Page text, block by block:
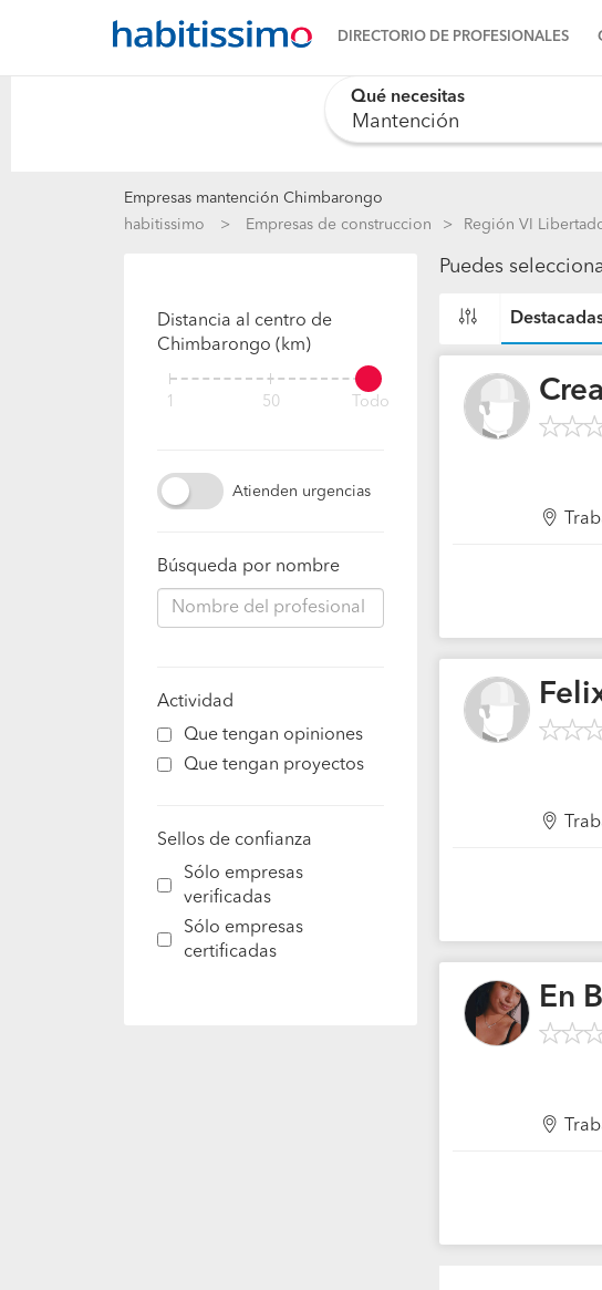
DIRECTORIO DE PROFESIONALES
Qué necesitas
Empresas mantención Chimbarongo
habitissimo
Empresas de construccion Región VI
Distancia al centro de
Chimbarongo (km)
1 50 Todo
Atienden urgencias
Búsqueda por nombre
Actividad
Que tengan opiniones
Que tengan proyectos
Sellos de confianza
Sólo empresas
verificadas
Sólo empresas
certificadas
Puedes
En